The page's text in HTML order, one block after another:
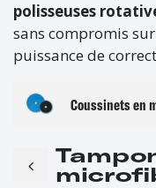
polisseuses
sans compromis
puissance de
Coussinets en